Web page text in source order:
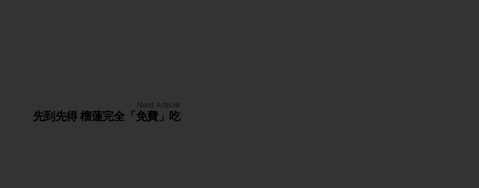
Next Article
先到先得 榴蓮完全「免費」吃